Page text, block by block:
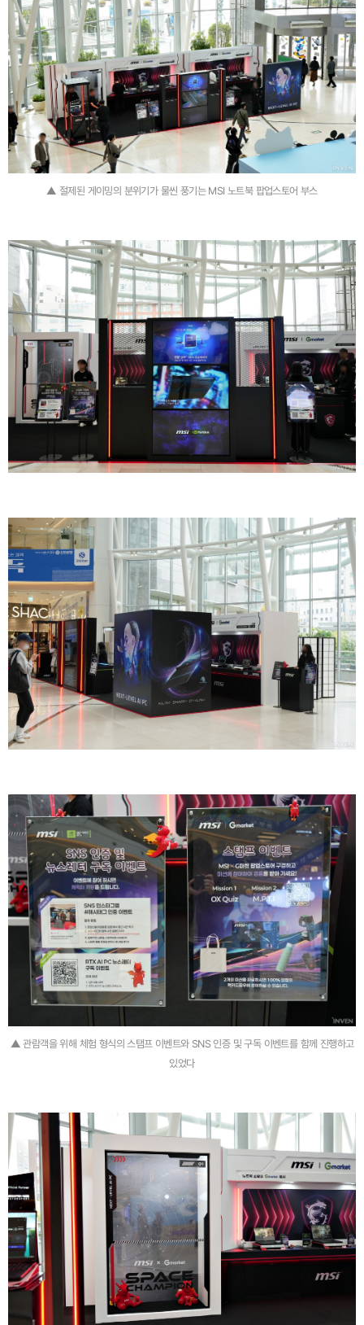
▲ 절제된 게이밍의 분위기가 물씬 풍기는 MSI 노트북 팝업스토어 부스
▲ 관람객을 위해 체험 형식의 스탬프 이벤트와 SNS 인증 및 구독 이벤트를 함께 진행하고
있었다